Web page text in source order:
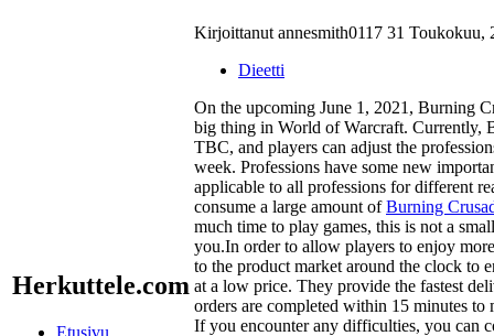
Herkuttele.com
Etusivu
Kirjoittanut annesmith0117 31 Toukokuu,
Dieetti
On the upcoming June 1, 2021, Burning
big thing in World of Warcraft. Currently,
TBC, and players can adjust the
week. Professions have some new
applicable to all professions for different
consume a large amount ofBurning
much time to play games, this is not a
you.In order to allow players to enjoy
to the product market around the clock to
at a low price. They provide the fastest
orders are completed within 15 minutes to
If you encounter any difficulties, you can